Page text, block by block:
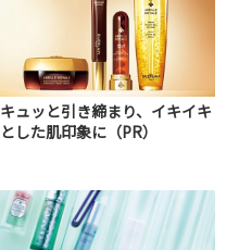
キュッと引き締まり、イキイキ
とした肌印象に（PR）